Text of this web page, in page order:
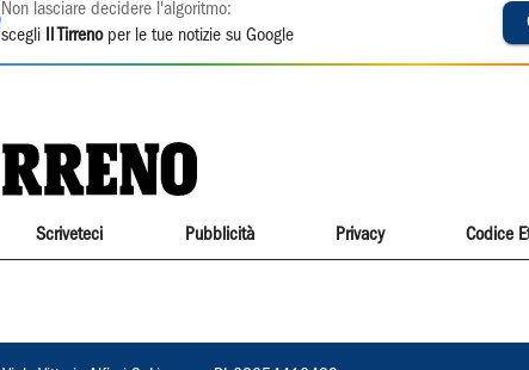
Non lasciare decidere l'algoritmo:
scegli
Il Tirrenoper le tue notizie su Google
Scriveteci Pubblicità Privacy Codice